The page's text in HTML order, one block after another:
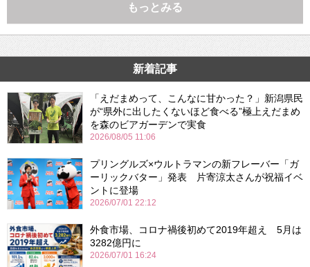
もっとみる
新着記事
「えだまめって、こんなに甘かった？」新潟県民
が“県外に出したくないほど食べる”極上えだまめ
を森のビアガーデンで実食
2026/08/05 11:06
プリングルズ×ウルトラマンの新フレーバー「ガ
ーリックバター」発表 片寄涼太さんが祝福イベ
ントに登場
2026/07/01 22:12
外食市場、コロナ禍後初めて2019年超え 5月は
3282億円に
2026/07/01 16:24